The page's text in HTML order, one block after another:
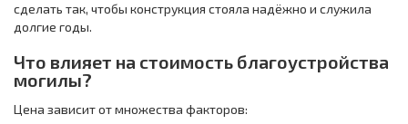
сделать так, чтобы конструкция стояла надёжно и служила
долгие годы.
Что влияет на стоимость благоустройства
могилы?
Цена зависит от множества факторов: